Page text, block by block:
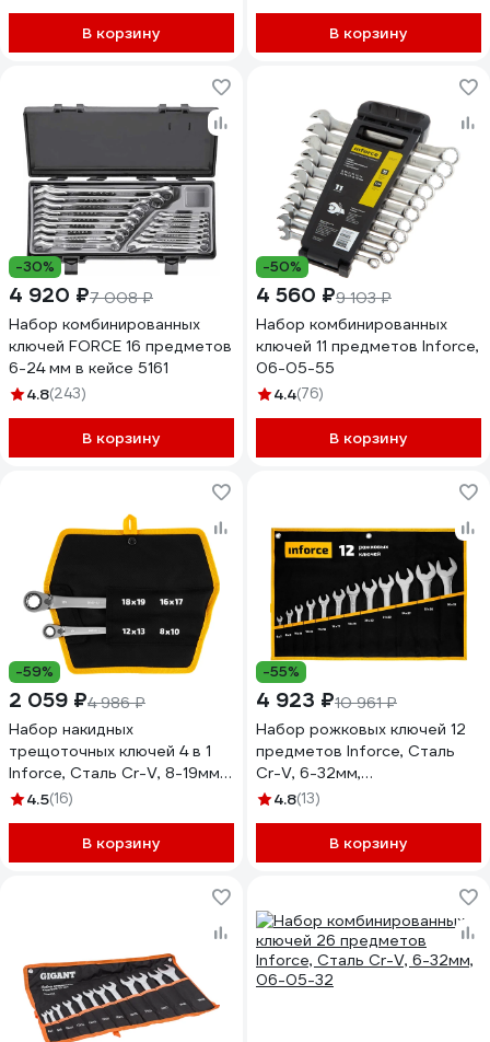
103
В корзину В корзину
-30%
4 920 ₽7 008 ₽
Набор комбинированных
ключей FORCE 16 предметов
6-24 мм в кейсе 5161
4.8(243)
В корзину
-50%
4 560 ₽9 103 ₽
Набор комбинированных
ключей 11 предметов Inforce,
06-05-55
4.4(76)
В корзину
-59%
2 059 ₽4 986 ₽
Набор накидных
трещоточных ключей 4 в 1
Inforce, Сталь Cr-V, 8-19мм,
профессиональный, 06-05-
4.5(16)
В корзину
-55%
4 923 ₽10 961 ₽
Набор рожковых ключей 12
предметов Inforce, Сталь
Cr-V, 6-32мм,
профессиональный, 06-05-
4.8(13)
В корзину